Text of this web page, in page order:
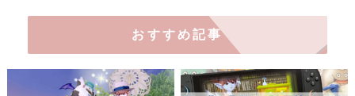
おすすめ記事